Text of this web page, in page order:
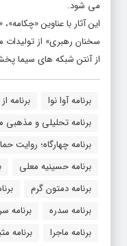
می شود.
این آثار با عناوین
سخنان رهبری» از تولیدات
از آنتن شبکه های سیما
برنامه آوا نوا برنامه
برنامه تحلیلی و مذهبی
برنامه چهارگاه؛ روایت
برنامه حسینیه معلی
برنامه دمتون گرم
برنامه سدره
برنامه
برنامه ماجرا
برنامه‌